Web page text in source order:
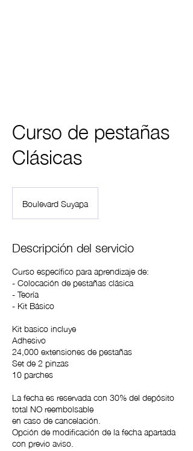
Curso de pestañas
Clásicas
Boulevard Suyapa
Descripción del servicio
Curso específico para aprendizaje de:
- Colocación de pestañas clásica
- Teoría
- Kit Básico
Kit basico incluye
Adhesivo
24,000 extensiones de pestañas
Set de 2 pinzas
10 parches
La fecha es reservada con 30% del depósito
total NO reembolsable
en caso de cancelación.
Opción de modificación de la fecha apartada
con previo aviso.